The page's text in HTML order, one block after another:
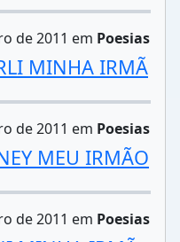
de 2011 em Poesias
MINHA IRMÃ
de 2011 em Poesias
MEU IRMÃO
de 2011 em Poesias